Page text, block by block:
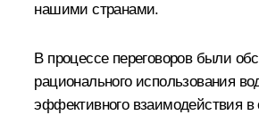
нашими странами.
В процессе переговоров были
рационального использования
эффективного взаимодействия в